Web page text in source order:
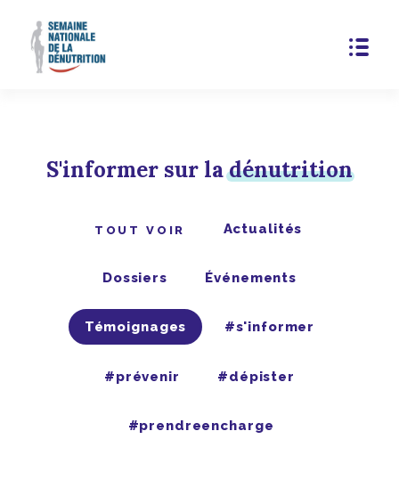
S'informer sur ladénutrition
TOUT VOIR Actualités
Dossiers Événements
Témoignages #s'informer
#prévenir #dépister
#prendreencharge